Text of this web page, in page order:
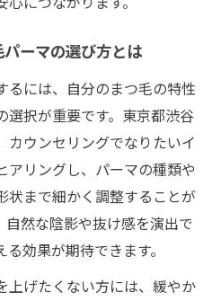
元バランスを整えるコツ
を叶えるまつ毛パーマ選
毛ケアのセット施術の魅
う透明感アップのポイン
感を両立するまつ毛パー
ーマの選び方とは
るには、自分のまつ毛の特性
選択が重要です。東京都渋谷
カウンセリングでなりたいイ
アリングし、パーマの種類や
状まで細かく調整することが
自然な陰影や抜け感を演出で
効果が期待できます。
上げたくない方には、緩やか